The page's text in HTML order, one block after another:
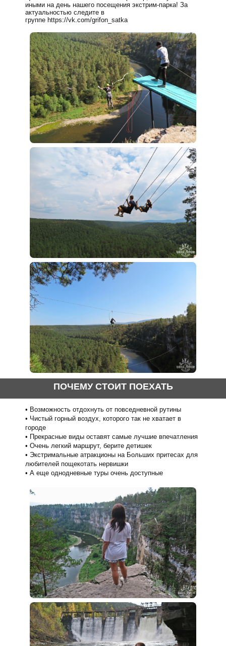
иными на день нашего посещения экстрим-парка! За
актуальностью следите в
группе https://vk.com/grifon_satka
ПОЧЕМУ СТОИТ ПОЕХАТЬ
Возможность отдохнуть от повседневной рутины
Чистый горный воздух, которого так не хватает в
городе
Прекрасные виды оставят самые лучшие впечатления
Очень легкий маршрут, берите детишек
Экстримальные атракционы на Больших притесах для
любителей пощекотать нервишки
А еще однодневные туры очень доступные